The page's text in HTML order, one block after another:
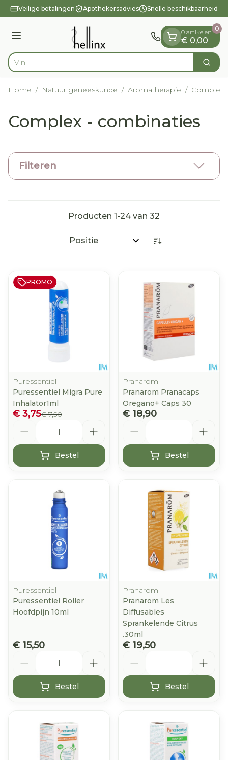
Ga naar de inhoud
1 van 1
Veilige betalingen Apothekersadvies Snelle beschikbaarheid
Menu
Product, merk, categorie...
Vind snel w Zoek
0 artikelen
€ 0,00
0
Home / Natuur geneeskunde / Aromatherapie / Complex
Complex - combinaties
Filteren
Producten 1-24 van 32
Sorteer op:
PROMO
Puressentiel
Puressentiel Migra Pure
Inhalator1ml
€ 7,50
€ 3,75
Bestel
Pranarom
Pranarom Pranacaps
Oregano+ Caps 30
€ 18,90
Bestel
Puressentiel
Puressentiel Roller
Hoofdpijn 10ml
€ 15,50
Bestel
Pranarom
Pranarom Les
Diffusables
Sprankelende Citrus
.30ml
€ 19,50
Bestel